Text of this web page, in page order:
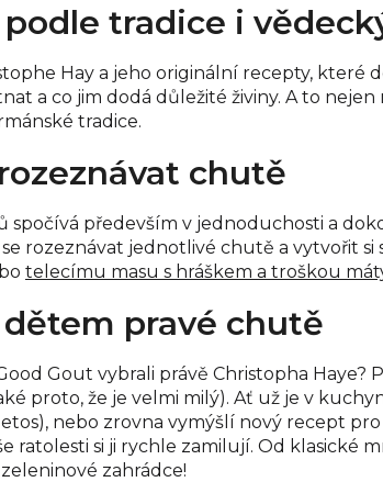
podle tradice i
Hay a jeho originální recepty, které
a co jim dodá důležité živiny. A to
tradice.
chutě
spočívá především v jednoduchosti a
rozeznávat jednotlivé chutě a vytvořit
telecímu masu s hráškem a troškou
pravé chutě
Gout vybrali právě Christopha
proto, že je velmi milý). Ať už je v
nebo zrovna vymýšlí nový recept
ratolesti si ji rychle zamilují. Od klasické
zahrádce!